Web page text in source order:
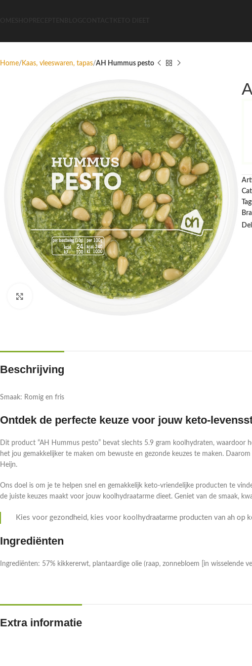
Home Kaas, vleeswaren, tapas AH Hummus pesto
Beschrijving
Smaak: Romig en fris
Ontdek de perfecte keuze voor jouw keto-
Dit product “AH Hummus pesto” bevat slechts 5.9 gram koolhydraten,
het jou gemakkelijker te maken om bewuste en gezonde keuzes te maken.
Heijn.
Ons doel is om je te helpen snel en gemakkelijk keto-vriendelijke producten te
de juiste keuzes maakt voor jouw koolhydraatarme dieet. Geniet van de smaak,
Kies voor gezondheid, kies voor koolhydraatarme producten van ah op
Ingrediënten
Ingrediënten: 57% kikkererwt, plantaardige olie (raap, zonnebloem [in wisselende
Extra informatie